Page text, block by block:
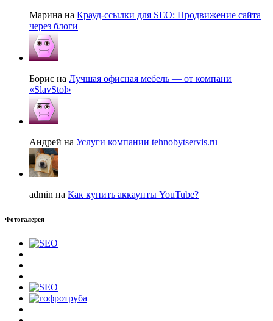
Марина на Крауд-ссылки для SEO: Продвижение сайта
через блоги
Борис на Лучшая офисная мебель — от компани
«SlavStol»
Андрей на Услуги компании tehnobytservis.ru
admin на Как купить аккаунты YouTube?
Фотогалерея